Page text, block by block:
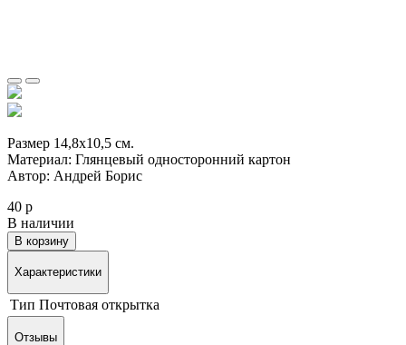
Размер 14,8х10,5 см.
Материал: Глянцевый односторонний картон
Автор: Андрей Борис
40 р
В наличии
В корзину
Характеристики
Тип Почтовая открытка
Отзывы